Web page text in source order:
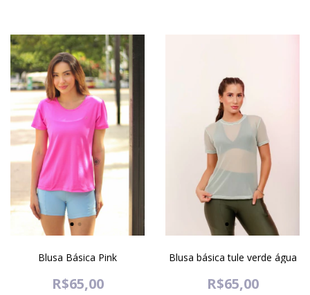
Blusa Básica Pink
R$65,00
Blusa básica tule verde água
R$65,00